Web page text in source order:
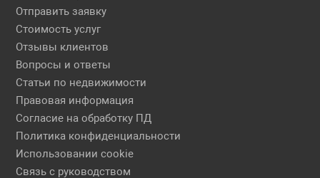
Отправить заявку
Стоимость услуг
Отзывы клиентов
Вопросы и ответы
Статьи по недвижимости
Правовая информация
Согласие на обработку ПД
Политика конфиденциальности
Использовании cookie
Связь с руководством